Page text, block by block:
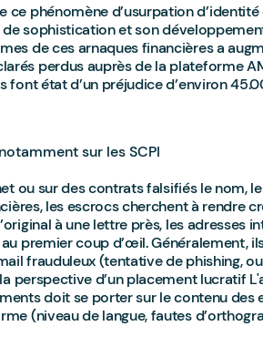
ce phénomène d’usurpation
de sophistication et son
de ces arnaques financières a
perdus auprès de la plateforme
font état d’un préjudice d’environ
sur les SCPI
ou sur des contrats falsifiés le nom,
les escrocs cherchent à rendre
à une lettre près, les adresses
premier coup d’œil. Généralement,
frauduleux (tentative de phishing,
perspective d’un placement lucratif
doit se porter sur le contenu des
(niveau de langue, fautes